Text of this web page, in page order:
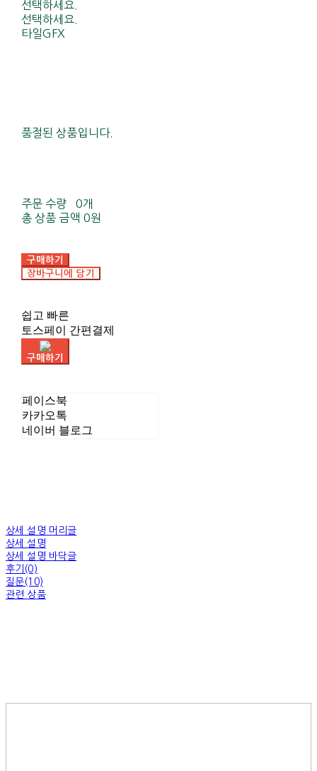
선택하세요.
선택하세요.
타일GFX
품절된 상품입니다.
주문 수량
0개
총 상품 금액 0원
구매하기
장바구니에 담기
쉽고 빠른
토스페이 간편결제
구매하기
페이스북
카카오톡
네이버 블로그
상세 설명 머리글
상세 설명
상세 설명 바닥글
후기(0)
질문(10)
관련 상품